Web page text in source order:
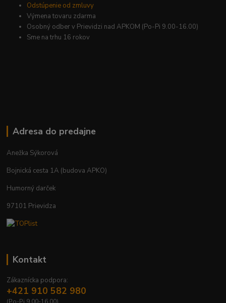
Odstúpenie od zmluvy
Výmena tovaru zdarma
Osobný odber v Prievidzi nad APKOM (Po-Pi 9.00-16.00)
Sme na trhu 16 rokov
Adresa do predajne
Anežka Sýkorová
Bojnická cesta 1A (budova APKO)
Humorný darček
97101 Prievidza
Kontakt
Zákaznícka podpora:
+421 910 582 980